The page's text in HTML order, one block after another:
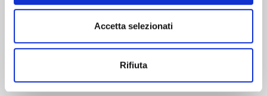
Accetta selezionati
Rifiuta
Mostra tutto